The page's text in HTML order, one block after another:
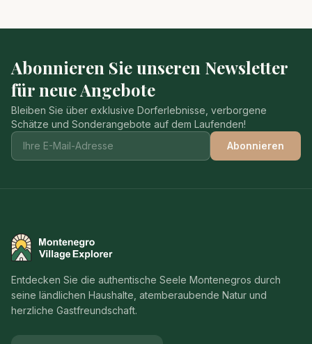
Abonnieren Sie unseren Newsletter
für neue Angebote
Bleiben Sie über exklusive Dorferlebnisse, verborgene
Schätze und Sonderangebote auf dem Laufenden!
Abonnieren
Montenegro Village Explorer
Entdecken Sie die authentische Seele Montenegros durch
seine ländlichen Haushalte, atemberaubende Natur und
herzliche Gastfreundschaft.